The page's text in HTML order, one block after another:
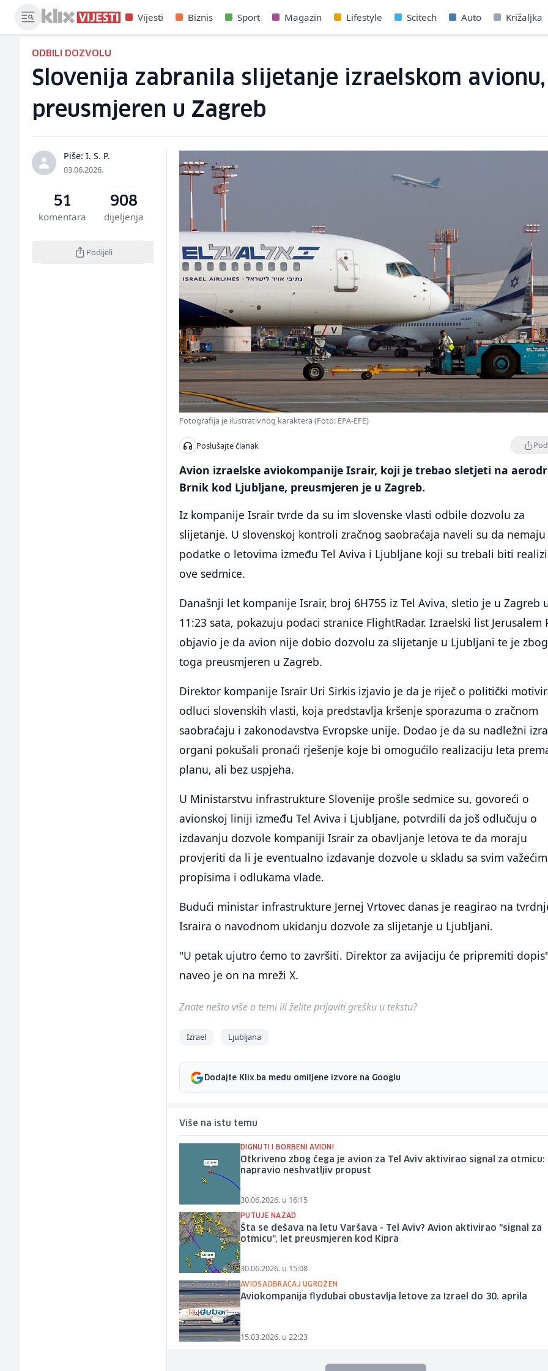
Vijesti Biznis Sport Magazin Lifestyle Scitech Auto Križaljka
ODBILI DOZVOLU
Slovenija zabranila slijetanje izraelskom
preusmjeren u Zagreb
Piše: I. S. P.
03.06.2026.
51
komentara
908
dijeljenja
Podijeli
Fotografija je ilustrativnog karaktera (Foto: EPA-EFE)
Poslušajte članak
Avion izraelske aviokompanije Israir, koji je trebao sletjeti na
Brnik kod Ljubljane, preusmjeren je u Zagreb.
Iz kompanije Israir tvrde da su im slovenske vlasti odbile dozvolu za
slijetanje. U slovenskoj kontroli zračnog saobraćaja naveli su da nemaju
podatke o letovima između Tel Aviva i Ljubljane koji su trebali biti
ove sedmice.
Današnji let kompanije Israir, broj 6H755 iz Tel Aviva, sletio je u Zagreb
11:23 sata, pokazuju podaci stranice FlightRadar. Izraelski list Jerusalem
objavio je da avion nije dobio dozvolu za slijetanje u Ljubljani te je zbog
toga preusmjeren u Zagreb.
Direktor kompanije Israir Uri Sirkis izjavio je da je riječ o politički
odluci slovenskih vlasti, koja predstavlja kršenje sporazuma o zračnom
saobraćaju i zakonodavstva Evropske unije. Dodao je da su nadležni
organi pokušali pronaći rješenje koje bi omogućilo realizaciju leta
planu, ali bez uspjeha.
U Ministarstvu infrastrukture Slovenije prošle sedmice su, govoreći o
avionskoj liniji između Tel Aviva i Ljubljane, potvrdili da još odlučuju o
izdavanju dozvole kompaniji Israir za obavljanje letova te da moraju
provjeriti da li je eventualno izdavanje dozvole u skladu sa svim važećim
propisima i odlukama vlade.
Budući ministar infrastrukture Jernej Vrtovec danas je reagirao na
Israira o navodnom ukidanju dozvole za slijetanje u Ljubljani.
"U petak ujutro ćemo to završiti. Direktor za avijaciju će pripremiti
naveo je on na mreži X.
Znate nešto više o temi ili želite prijaviti grešku u tekstu?
Izrael Ljubljana
Dodajte Klix.ba među omiljene izvore na Googlu
Više na istu temu
DIGNUTI I BORBENI AVIONI
Otkriveno zbog čega je avion za Tel Aviv aktivirao signal za otmicu:
napravio neshvatljiv propust
30.06.2026. u 16:15
PUTUJE NAZAD
Šta se dešava na letu Varšava - Tel Aviv? Avion aktivirao "signal za
otmicu", let preusmjeren kod Kipra
30.06.2026. u 15:08
AVIOSAOBRAĆAJ UGROŽEN
Aviokompanija flydubai obustavlja letove za Izrael do 30. aprila
15.03.2026. u 22:23